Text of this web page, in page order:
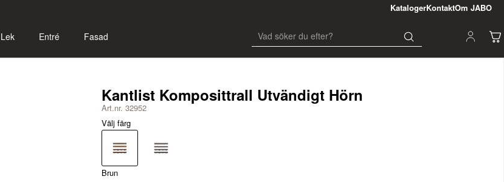
KatalogerKontaktOm JABO
Lek Entré Fasad
Kantlist Komposittrall Utvändigt Hörn
Art.nr. 32952
Välj färg
Brun